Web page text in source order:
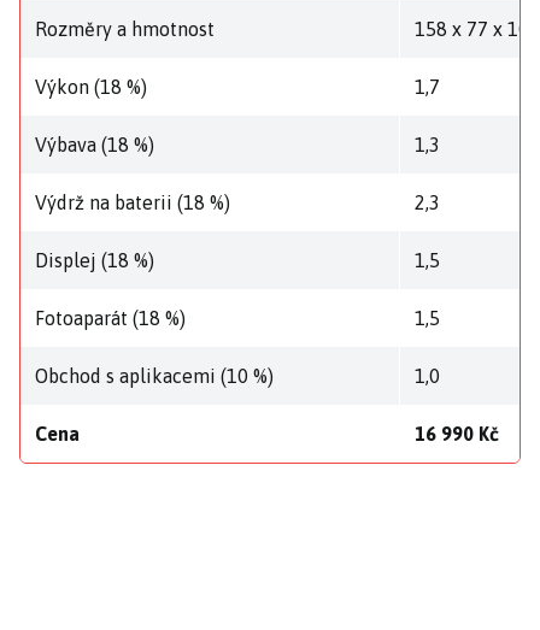
Rozměry a hmotnost 158 x 77 x
Výkon (18 %) 1,7
Výbava (18 %) 1,3
Výdrž na baterii (18 %) 2,3
Displej (18 %) 1,5
Fotoaparát (18 %) 1,5
Obchod s aplikacemi (10 %) 1,0
Cena 16 990 Kč